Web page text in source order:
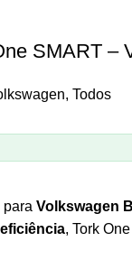
SMART –
, Todos
para Volkswagen
eficiência, Tork